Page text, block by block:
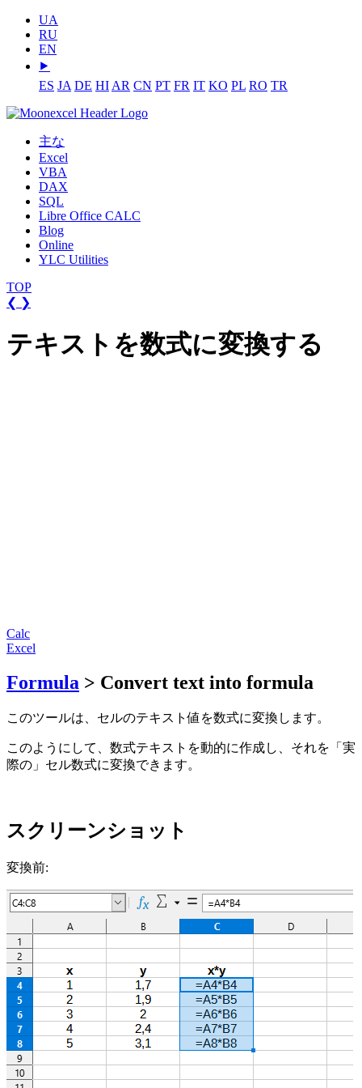
UA
RU
EN
⯈
ES JA DE HI AR CN PT FR IT KO PL RO TR
主な
Excel
VBA
DAX
SQL
Libre Office CALC
Blog
Online
YLC Utilities
TOP
❮ ❯
テキストを数式に変換する
Calc
Excel
Formula > Convert text into formula
このツールは、セルのテキスト値を数式に変換します。
このようにして、数式テキストを動的に作成し、それを「実
際の」セル数式に変換できます。
スクリーンショット
変換前: